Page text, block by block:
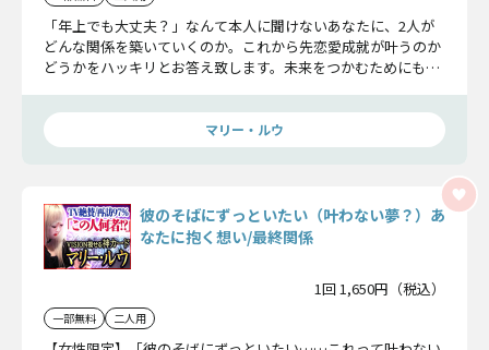
「年上でも大丈夫？」なんて本人に聞けないあなたに、2人が
どんな関係を築いていくのか。これから先恋愛成就が叶うのか
どうかをハッキリとお答え致します。未来をつかむためにも覚
マリー・ルウ
彼のそばにずっといたい（叶わない夢？）あ
なたに抱く想い/最終関係
1回 1,650円（税込）
一部無料 二人用